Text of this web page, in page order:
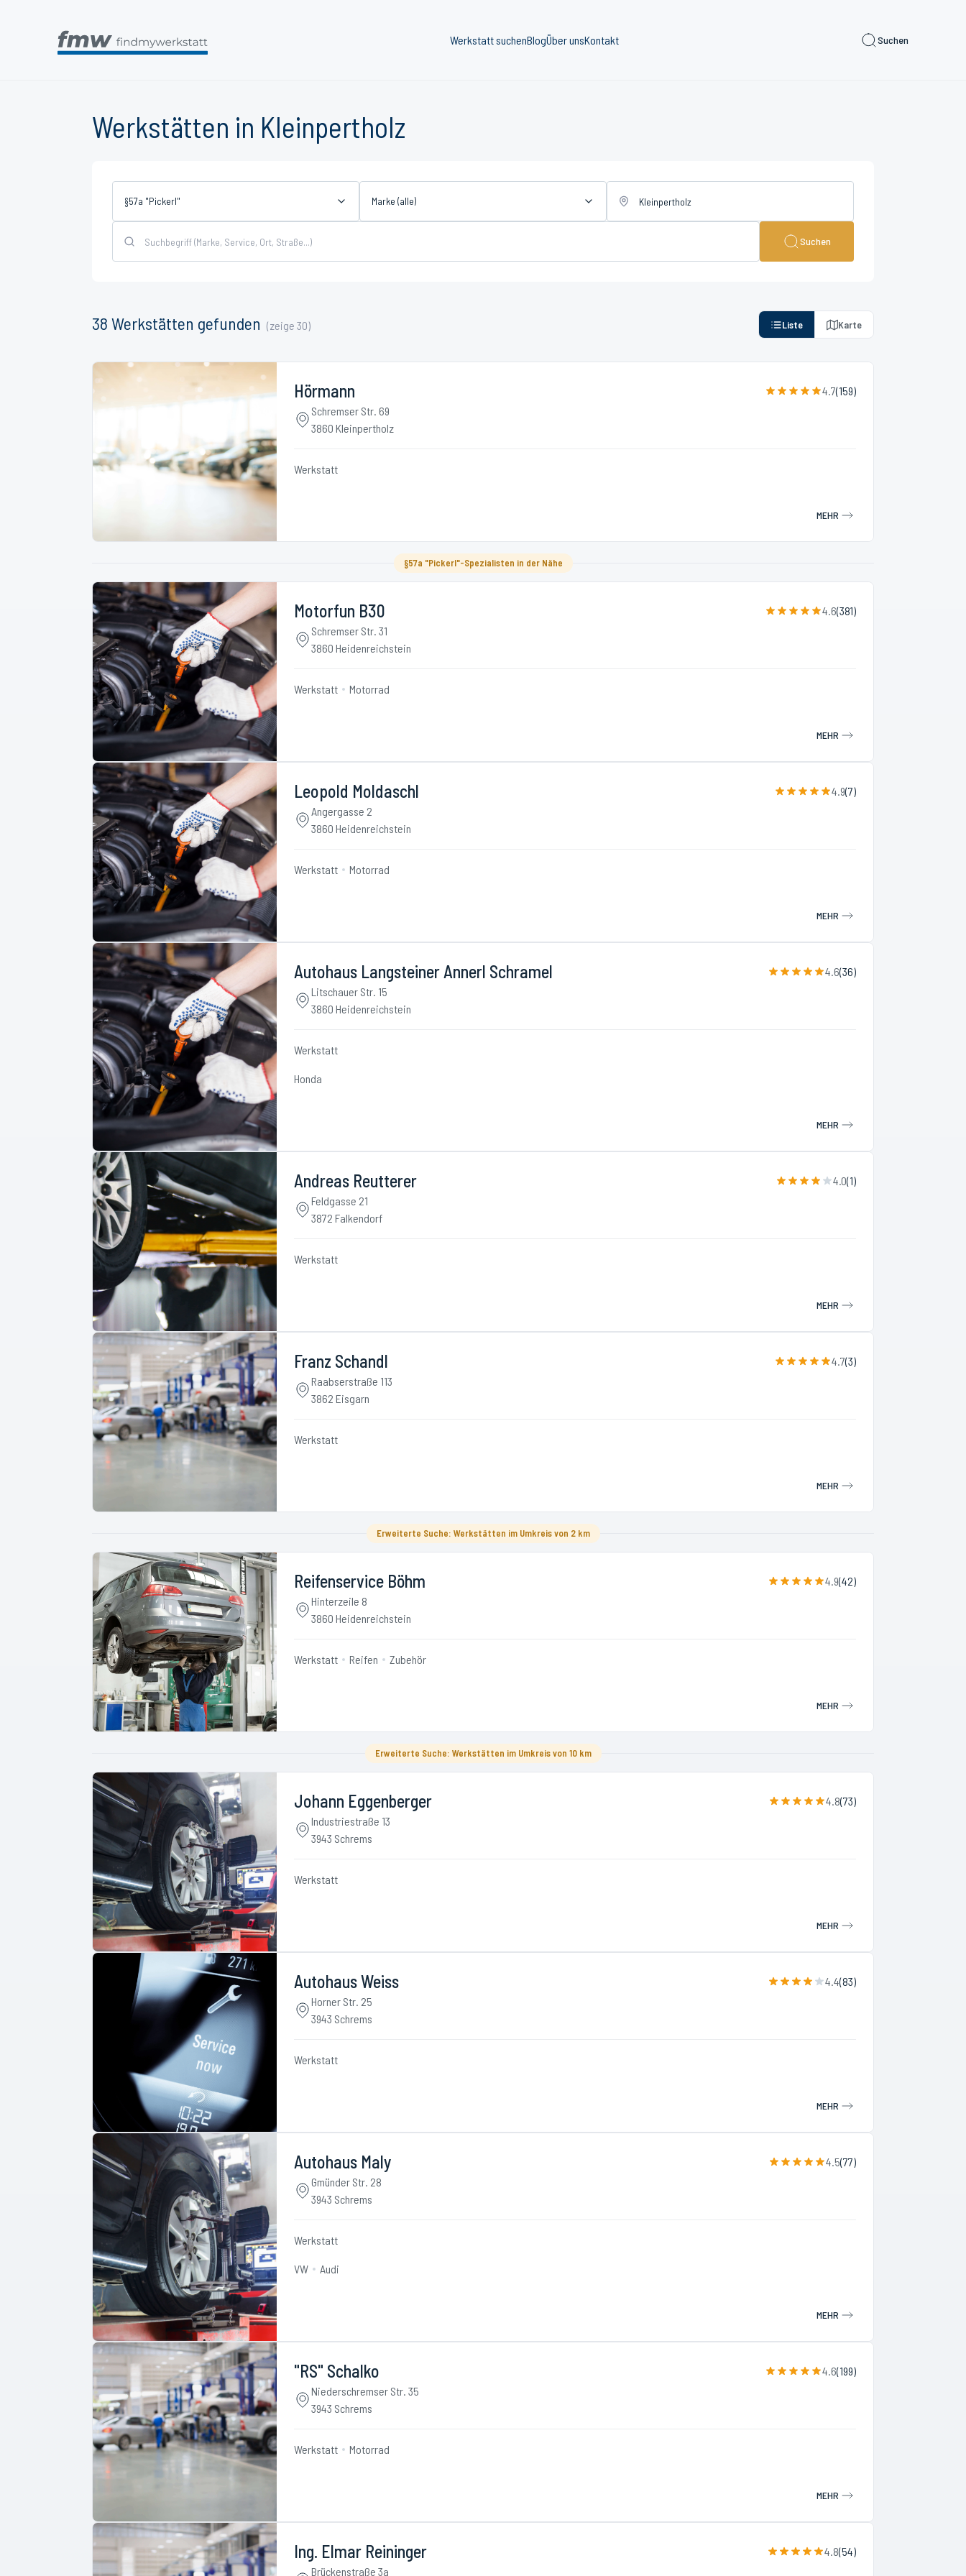
Werkstatt suchenBlogÜber unsKontakt Suchen
Werkstätten in Kleinpertholz
§57a "Pickerl" Marke (alle)
Suchen
38 Werkstätten gefunden (zeige 30) Liste Karte
Hörmann 4.7(159)
Schremser Str. 69
3860 Kleinpertholz
Werkstatt
MEHR
§57a "Pickerl"-Spezialisten in der Nähe
Motorfun B30 4.6(381)
Schremser Str. 31
3860 Heidenreichstein
Werkstatt Motorrad
MEHR
Leopold Moldaschl 4.9(7)
Angergasse 2
3860 Heidenreichstein
Werkstatt Motorrad
MEHR
Autohaus Langsteiner Annerl Schramel 4.6(36)
Litschauer Str. 15
3860 Heidenreichstein
Werkstatt
Honda
MEHR
Andreas Reutterer 4.0(1)
Feldgasse 21
3872 Falkendorf
Werkstatt
MEHR
Franz Schandl 4.7(3)
Raabserstraße 113
3862 Eisgarn
Werkstatt
MEHR
Erweiterte Suche: Werkstätten im Umkreis von 2 km
Reifenservice Böhm 4.9(42)
Hinterzeile 8
3860 Heidenreichstein
Werkstatt Reifen Zubehör
MEHR
Erweiterte Suche: Werkstätten im Umkreis von 10 km
Johann Eggenberger 4.8(73)
Industriestraße 13
3943 Schrems
Werkstatt
MEHR
Autohaus Weiss 4.4(83)
Horner Str. 25
3943 Schrems
Werkstatt
MEHR
Autohaus Maly 4.5(77)
Gmünder Str. 28
3943 Schrems
Werkstatt
VW Audi
MEHR
"RS" Schalko 4.6(199)
Niederschremser Str. 35
3943 Schrems
Werkstatt Motorrad
MEHR
Ing. Elmar Reininger 4.8(54)
Brückenstraße 3a